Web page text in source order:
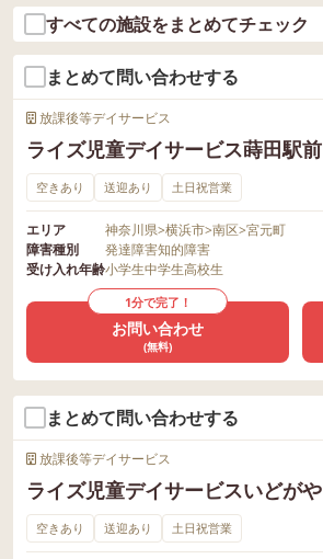
すべての施設をまとめてチェック
まとめて問い合わせする
放課後等デイサービス
ライズ児童デイサービス蒔田駅前
空きあり 送迎あり 土日祝営業
エリア 神奈川県>横浜市>南区>宮元町
障害種別
発達障害知的障害
受け入れ年齢小学生中学生高校生
1分で完了！
お問い合わせ
(無料)
まとめて問い合わせする
放課後等デイサービス
ライズ児童デイサービスいどがや
空きあり 送迎あり 土日祝営業